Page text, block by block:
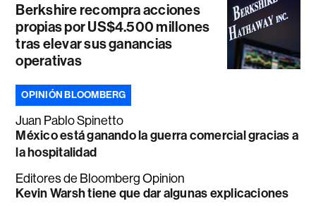
Berkshire recompra acciones
propias por US$4.500 millones
tras elevar sus ganancias
operativas
OPINIÓN BLOOMBERG
Juan Pablo Spinetto
México está ganando la guerra comercial gracias a
la hospitalidad
Editores de Bloomberg Opinion
Kevin Warsh tiene que dar algunas explicaciones